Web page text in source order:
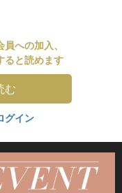
への加入、
ると読めます
む
グイン